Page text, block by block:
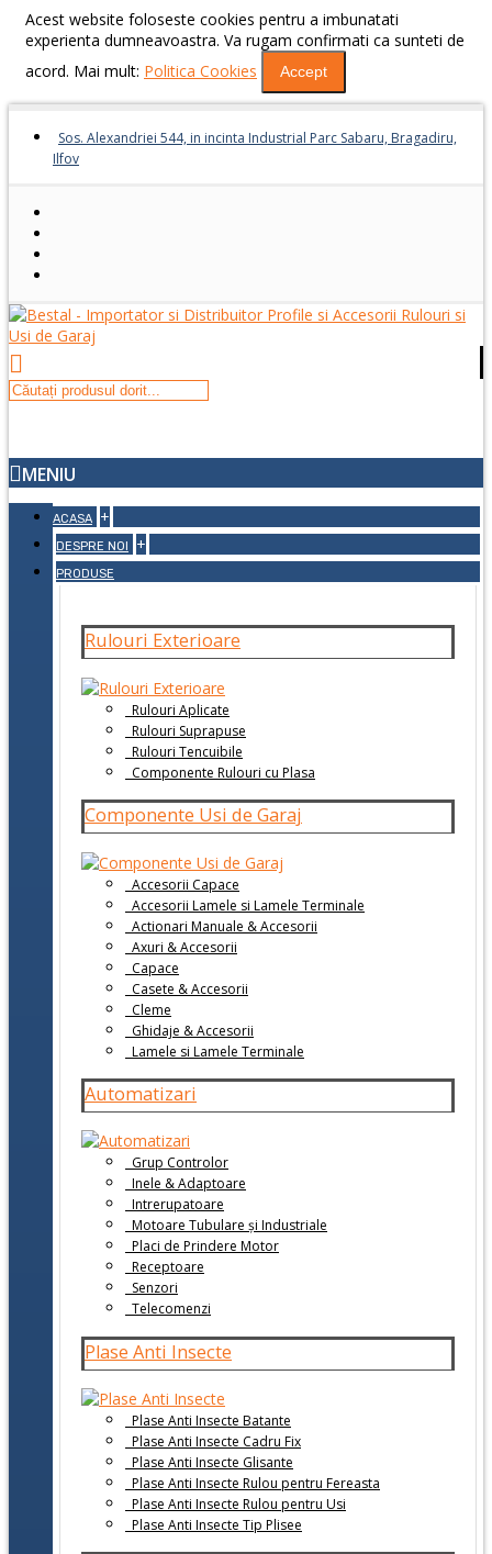
Acest website foloseste cookies pentru a imbunatati
experienta dumneavoastra. Va rugam confirmati ca sunteti de
acord. Mai mult: Politica Cookies Accept
Sos. Alexandriei 544, in incinta Industrial Parc Sabaru, Bragadiru,
Ilfov
MENIU
ACASA +
DESPRE NOI +
PRODUSE
Rulouri Exterioare
Rulouri Aplicate
Rulouri Suprapuse
Rulouri Tencuibile
Componente Rulouri cu Plasa
Componente Usi de Garaj
Accesorii Capace
Accesorii Lamele si Lamele Terminale
Actionari Manuale & Accesorii
Axuri & Accesorii
Capace
Casete & Accesorii
Cleme
Ghidaje & Accesorii
Lamele si Lamele Terminale
Automatizari
Grup Controlor
Inele & Adaptoare
Intrerupatoare
Motoare Tubulare și Industriale
Placi de Prindere Motor
Receptoare
Senzori
Telecomenzi
Plase Anti Insecte
Plase Anti Insecte Batante
Plase Anti Insecte Cadru Fix
Plase Anti Insecte Glisante
Plase Anti Insecte Rulou pentru Fereasta
Plase Anti Insecte Rulou pentru Usi
Plase Anti Insecte Tip Plisee